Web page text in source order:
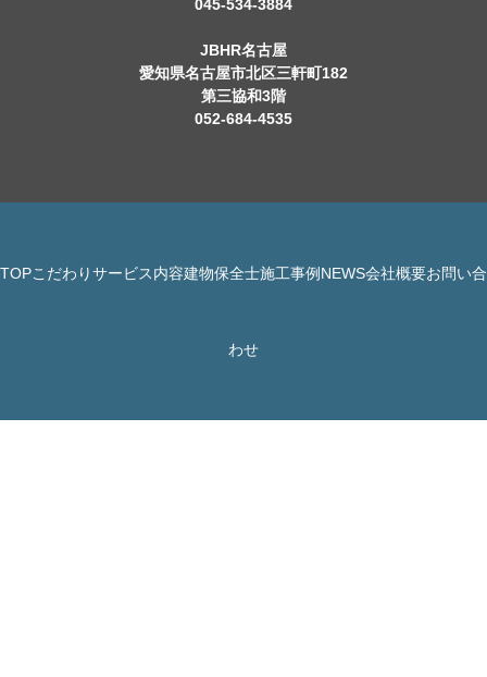
045-534-3884
JBHR名古屋
愛知県名古屋市北区三軒町182
第三協和3階
052-684-4535
TOPこだわりサービス内容建物保全士施工事例 NEWS会社概要お問い合
わせ